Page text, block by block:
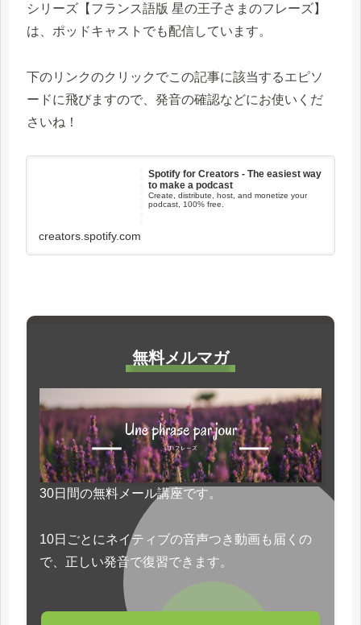
シリーズ【フランス語版 星の王子さまのフレーズ】
は、ポッドキャストでも配信しています。
下のリンクのクリックでこの記事に該当するエピソ
ードに飛びますので、発音の確認などにお使いくだ
さいね！
Spotify for Creators - The easiest way
to make a podcast
Create, distribute, host, and monetize your
podcast, 100% free.
creators.spotify.com
無料メルマガ
30日間の無料メール講座です。
10日ごとにネイティブの音声つき動画も届くの
で、正しい発音で復習できます。